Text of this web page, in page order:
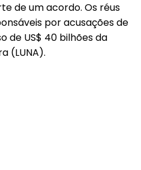
de um acordo. Os réus
​​por acusações de
de US$ 40 bilhões da
(LUNA).